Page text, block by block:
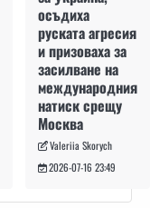
осъдиха
руската агресия
и призоваха за
засилване на
международния
натиск срещу
Москва
Valeriia Skorych
2026-07-16 23:49